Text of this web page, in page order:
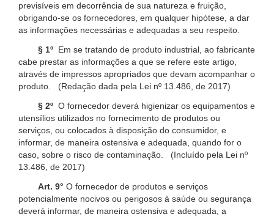
previsíveis em decorrência de sua natureza e fruição,
obrigando-se os fornecedores, em qualquer hipótese, a dar
as informações necessárias e adequadas a seu respeito.
§ 1º Em se tratando de produto industrial, ao fabricante
cabe prestar as informações a que se refere este artigo,
através de impressos apropriados que devam acompanhar o
produto. (Redação dada pela Lei nº 13.486, de 2017)
§ 2º O fornecedor deverá higienizar os equipamentos e
utensílios utilizados no fornecimento de produtos ou
serviços, ou colocados à disposição do consumidor, e
informar, de maneira ostensiva e adequada, quando for o
caso, sobre o risco de contaminação. (Incluído pela Lei nº
13.486, de 2017)
Art. 9° O fornecedor de produtos e serviços
potencialmente nocivos ou perigosos à saúde ou segurança
deverá informar, de maneira ostensiva e adequada, a